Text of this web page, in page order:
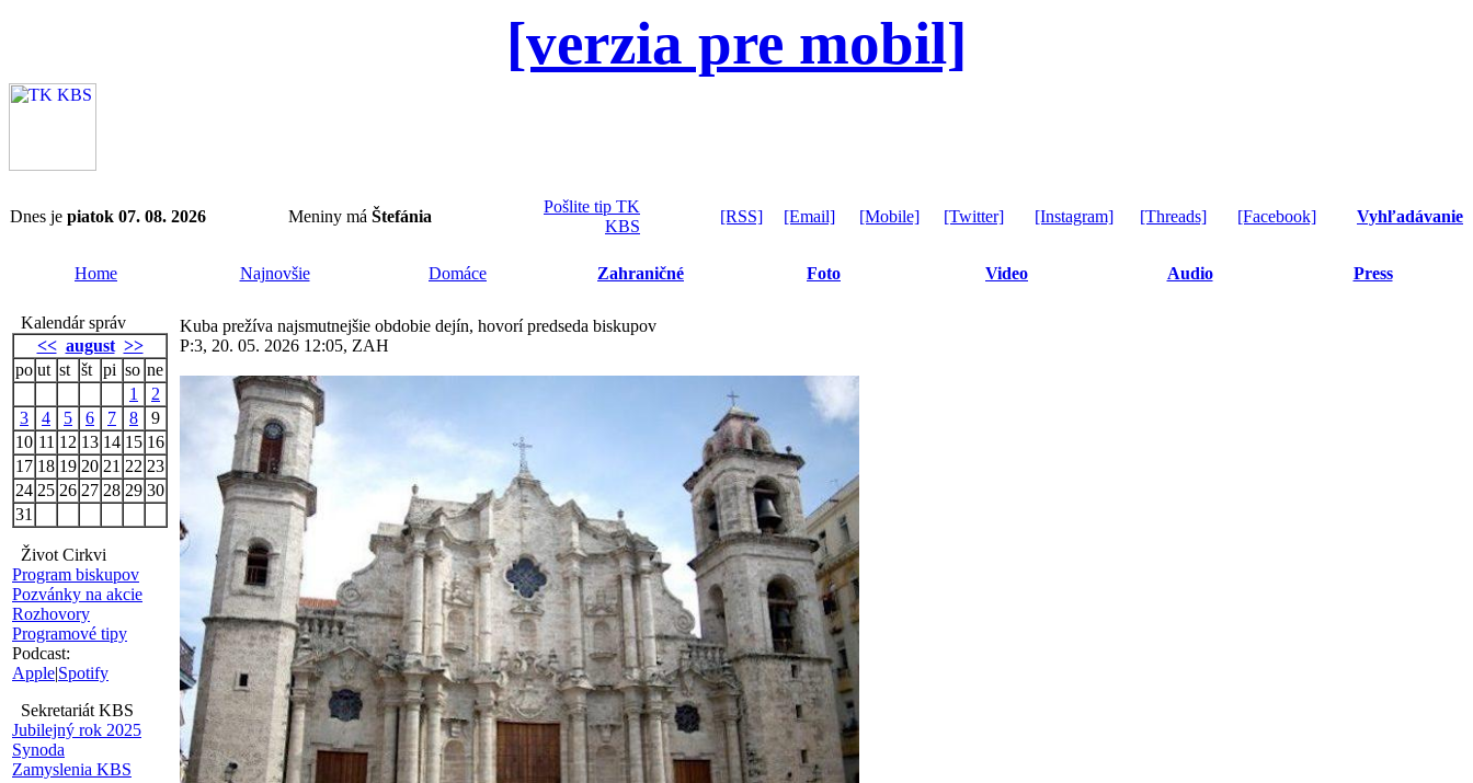
[verzia pre mobil]
Dnes je piatok 07. 08. 2026 Meniny má Štefánia
Pošlite tip TK
KBS
[RSS] [Email] [Mobile] [Twitter] [Instagram] [Threads] [Facebook] Vyhľadávanie
Home Najnovšie Domáce Zahraničné Foto Video Audio Press
Kalendár správ
<< august >>
po ut st št pi so ne
1
2
3
4 5 6 7 8
9
10 11 12 13 14 15 16
17 18 19 20 21 22 23
24 25 26 27 28 29 30
31
Život Cirkvi
Program biskupov
Pozvánky na akcie
Rozhovory
Programové tipy
Podcast:
Apple|Spotify
Sekretariát KBS
Jubilejný rok 2025
Synoda
Zamyslenia KBS
Kuba prežíva najsmutnejšie obdobie dejín, hovorí predseda biskupov
P:3, 20. 05. 2026 12:05, ZAH